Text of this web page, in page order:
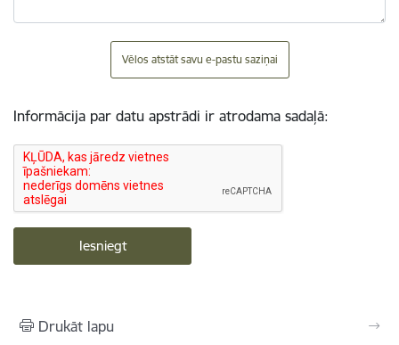
Vēlos atstāt savu e-pastu saziņai
Informācija par datu apstrādi ir atrodama sadaļā:
Drukāt lapu